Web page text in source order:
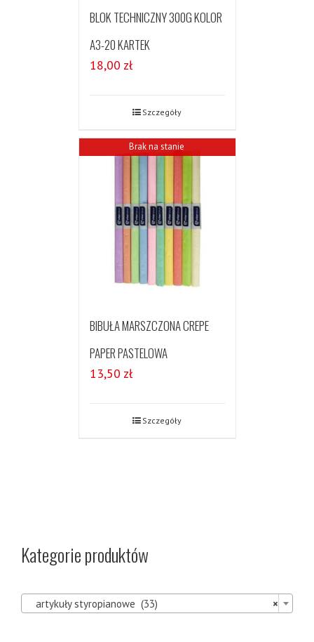
BLOK TECHNICZNY 300G KOLOR
A3-20 KARTEK
18,00 zł
Szczegóły
Brak na stanie
BIBUŁA MARSZCZONA CREPE
PAPER PASTELOWA
13,50 zł
Szczegóły
Kategorie produktów
×
artykuły styropianowe (33)